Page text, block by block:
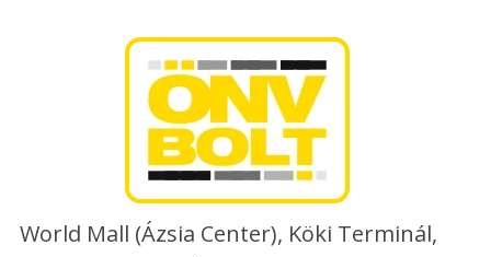
World Mall (Ázsia Center), Köki Terminál,